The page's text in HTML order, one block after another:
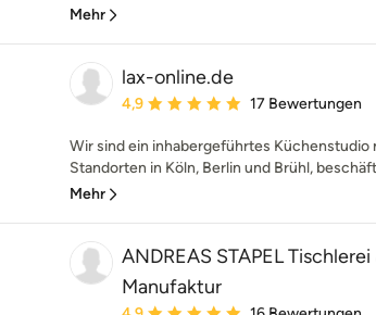
Mehr
lax-online.de
Durchschnittliche Bewertung: 4.9
4,9 17 Bewertungen
Wir sind ein inhabergeführtes
Standorten in Köln, Berlin und Brühl,
Mehr
ANDREAS STAPEL
Manufaktur
Durchschnittliche Bewertung: 4.9